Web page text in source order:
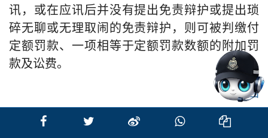
讯，或在应讯后并没有提出免责辩护或提出琐
碎无聊或无理取闹的免责辩护，则可被判缴付
定额罚款、一项相等于定额罚款数额的附加罚
款及讼费。
返回